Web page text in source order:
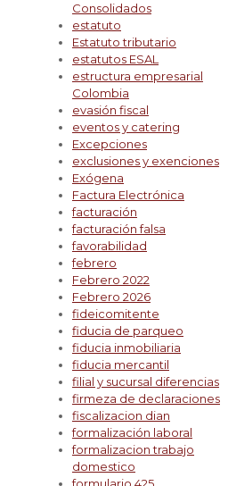
Consolidados
estatuto
Estatuto tributario
estatutos ESAL
estructura empresarial
Colombia
evasión fiscal
eventos y catering
Excepciones
exclusiones y exenciones
Exógena
Factura Electrónica
facturación
facturación falsa
favorabilidad
febrero
Febrero 2022
Febrero 2026
fideicomitente
fiducia de parqueo
fiducia inmobiliaria
fiducia mercantil
filial y sucursal diferencias
firmeza de declaraciones
fiscalizacion dian
formalización laboral
formalizacion trabajo
domestico